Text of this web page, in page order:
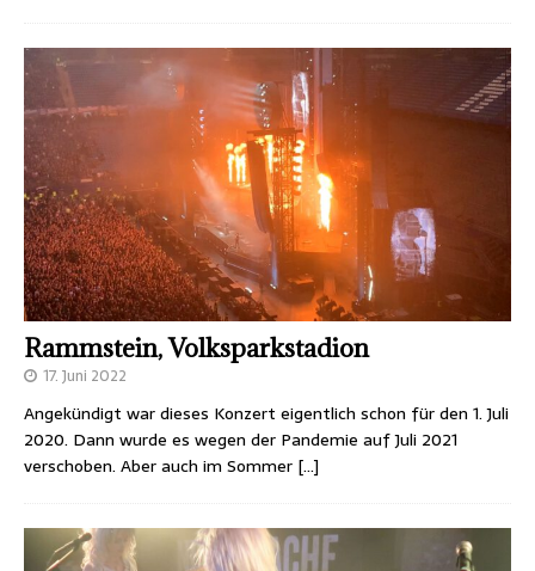
Rammstein, Volksparkstadion
17. Juni 2022
Angekündigt war dieses Konzert eigentlich schon für den 1. Juli
2020. Dann wurde es wegen der Pandemie auf Juli 2021
verschoben. Aber auch im Sommer […]